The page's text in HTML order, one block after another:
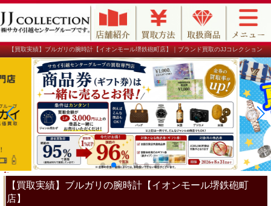
【買取実績】ブルガリの腕時計【イオンモール堺鉄砲町店】｜ブランド買取のJJコレクション
【買取実績】ブルガリの腕時計【イオンモール堺鉄砲町
店】